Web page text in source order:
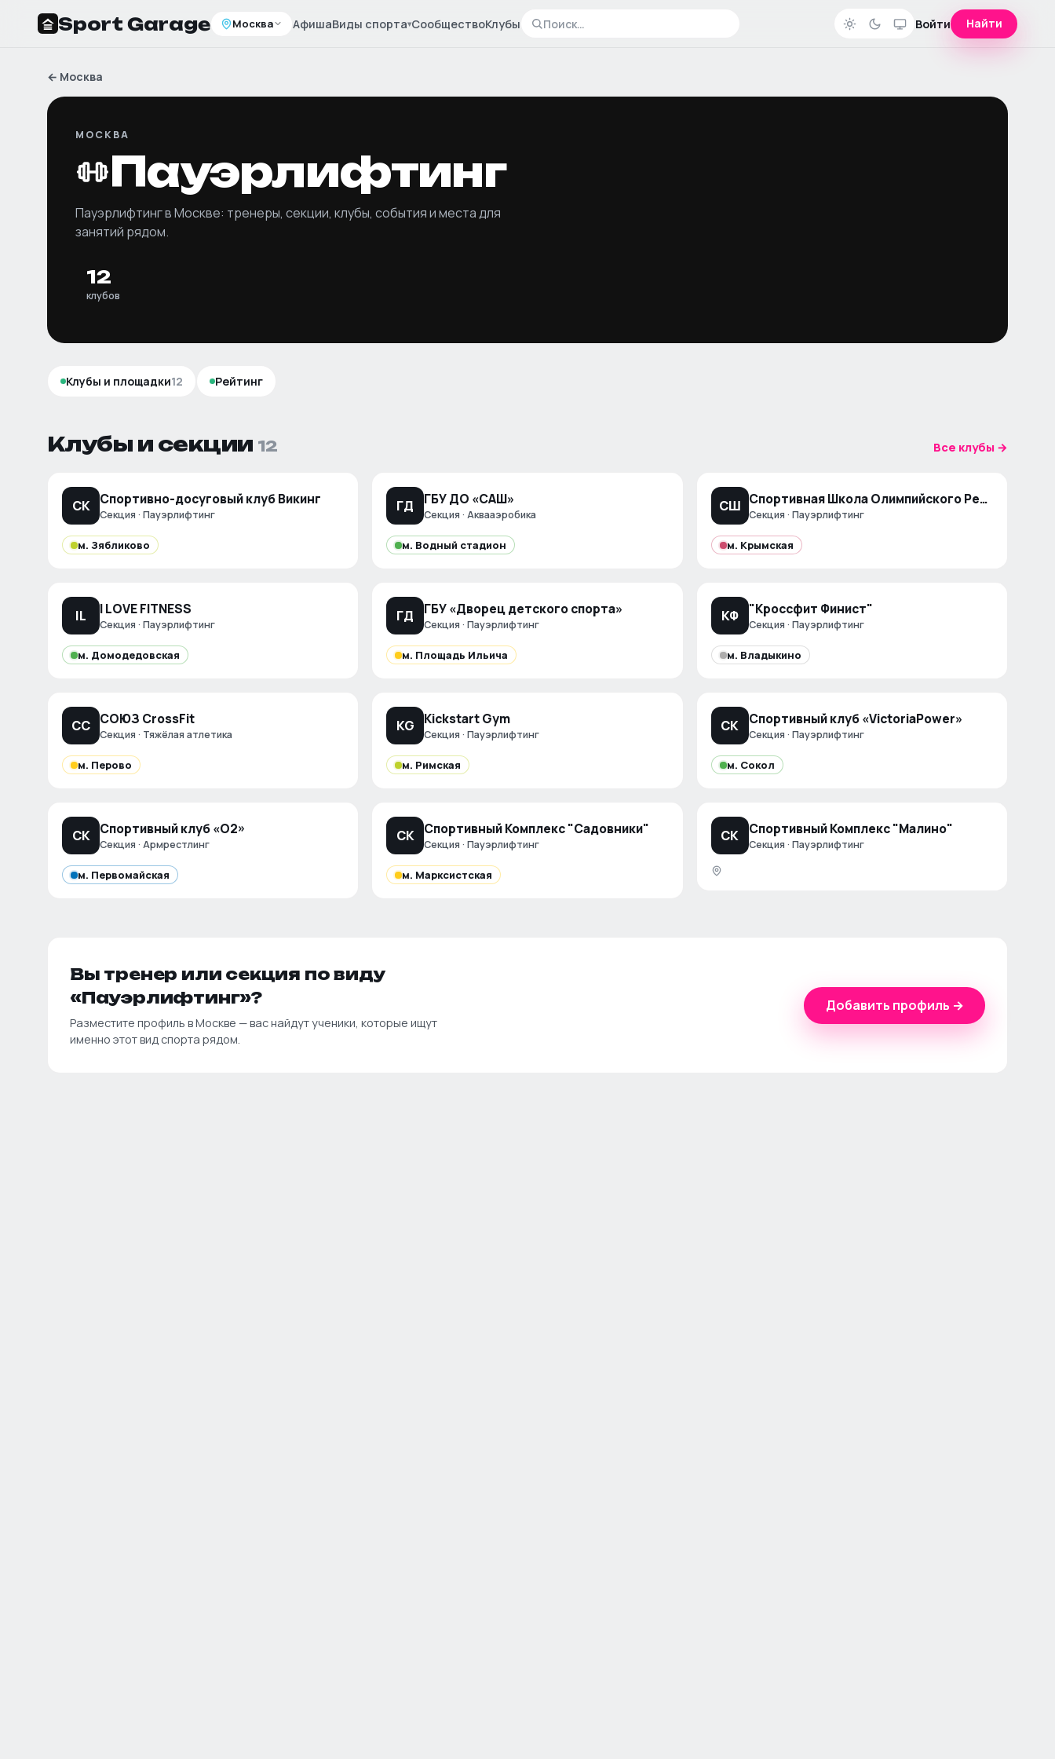
Sport Garage Москва АфишаВиды спорта▾СообществоКлубы Войти Найти
← Москва
МОСКВА
Пауэрлифтинг
ПауэрлифтингвМоскве: тренеры, секции, клубы, события и места для
занятий рядом.
12
клубов
Клубы и площадки12 Рейтинг
Клубы и секции 12 Все клубы →
СК Спортивно-досуговый клуб Викинг
Секция · Пауэрлифтинг
м. Зябликово
ГД ГБУ ДО «САШ»
Секция · Аквааэробика
м. Водный стадион
СШ Спортивная Школа Олимпийского Резерва № 49 "Тринта" Имени Ю. Я. Равинского
Секция · Пауэрлифтинг
м. Крымская
IL I LOVE FITNESS
Секция · Пауэрлифтинг
м. Домодедовская
ГД ГБУ «Дворец детского спорта»
Секция · Пауэрлифтинг
м. Площадь Ильича
КФ "Кроссфит Финист"
Секция · Пауэрлифтинг
м. Владыкино
СC СОЮЗ CrossFit
Секция · Тяжёлая атлетика
м. Перово
KG Kickstart Gym
Секция · Пауэрлифтинг
м. Римская
СК Спортивный клуб «VictoriaPower»
Секция · Пауэрлифтинг
м. Сокол
СК Спортивный клуб «О2»
Секция · Армрестлинг
м. Первомайская
СК Спортивный Комплекс "Садовники"
Секция · Пауэрлифтинг
м. Марксистская
СК Спортивный Комплекс "Малино"
Секция · Пауэрлифтинг
Вы тренер или секция по виду
«Пауэрлифтинг»?
Разместите профиль вМоскве — вас найдут ученики, которые ищут
именно этот вид спорта рядом.
Добавить профиль →